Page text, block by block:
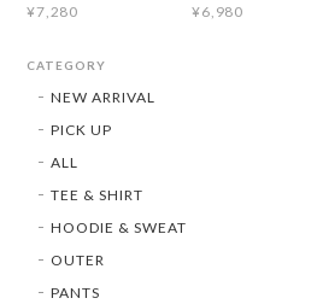
¥7,280
¥6,980
CATEGORY
NEW ARRIVAL
PICK UP
ALL
TEE & SHIRT
HOODIE & SWEAT
OUTER
PANTS